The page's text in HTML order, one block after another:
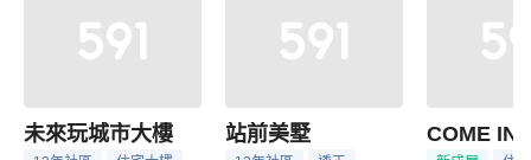
未來玩城市大樓 站前美墅